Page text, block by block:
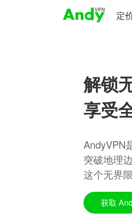
定
解锁
享受
AndyVPN
突破地理
这个无界
获取